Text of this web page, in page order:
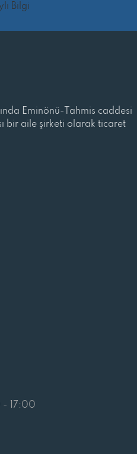
Bilgi
Eminönü-Tahmis caddesi
bir aile şirketi olarak ticaret
- 17:00